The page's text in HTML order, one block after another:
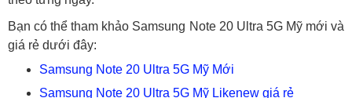
Bạn có thể tham khảo Samsung Note 20 Ultra 5G Mỹ mới và
giá rẻ dưới đây:
Samsung Note 20 Ultra 5G Mỹ Mới
Samsung Note 20 Ultra 5G Mỹ Likenew giá rẻ